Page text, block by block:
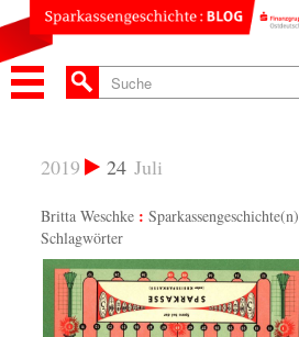
24 Juli
2019
Britta Weschke Sparkassengeschichte(n)
Schlagwörter